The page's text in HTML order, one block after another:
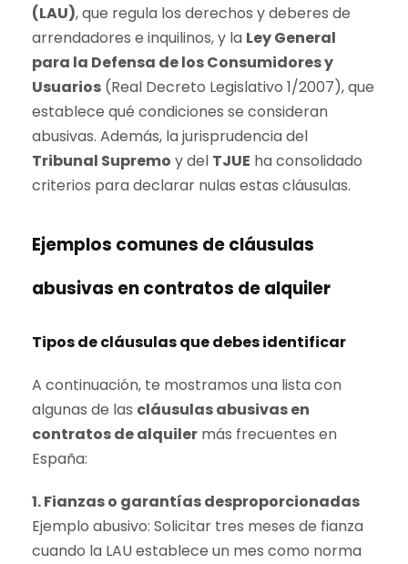
(LAU), que regula los derechos y deberes de
arrendadores e inquilinos, y la Ley General
para la Defensa de los Consumidores y
Usuarios (Real Decreto Legislativo 1/2007), que
establece qué condiciones se consideran
abusivas. Además, la jurisprudencia del
Tribunal Supremo y del TJUE ha consolidado
criterios para declarar nulas estas cláusulas.
Ejemplos comunes de cláusulas
abusivas en contratos de alquiler
Tipos de cláusulas que debes identificar
A continuación, te mostramos una lista con
algunas de las cláusulas abusivas en
contratos de alquiler más frecuentes en
España:
1. Fianzas o garantías desproporcionadas
Ejemplo abusivo: Solicitar tres meses de fianza
cuando la LAU establece un mes como norma